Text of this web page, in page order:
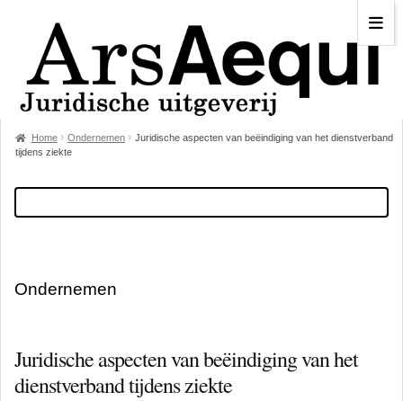
Home Ondernemen
Juridische aspecten van beëindiging van het dienstverband
tijdens ziekte
Ondernemen
Juridische aspecten van beëindiging van het
dienstverband tijdens ziekte